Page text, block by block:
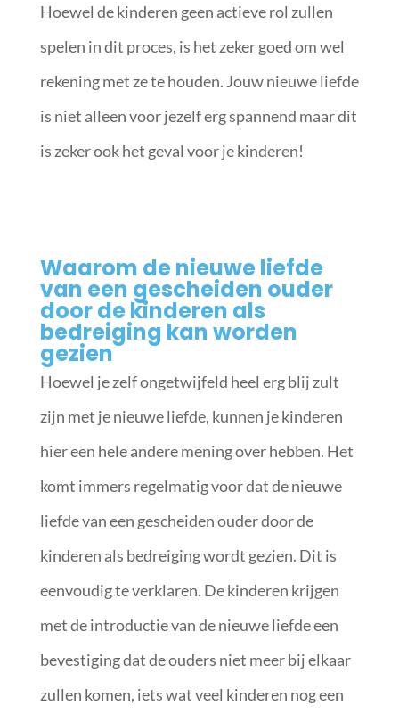
Hoewel de kinderen geen actieve rol zullen
spelen in dit proces, is het zeker goed om wel
rekening met ze te houden. Jouw nieuwe liefde
is niet alleen voor jezelf erg spannend maar dit
is zeker ook het geval voor je kinderen!
Waarom de nieuwe liefde
van een gescheiden ouder
door de kinderen als
bedreiging kan worden
gezien
Hoewel je zelf ongetwijfeld heel erg blij zult
zijn met je nieuwe liefde, kunnen je kinderen
hier een hele andere mening over hebben. Het
komt immers regelmatig voor dat de nieuwe
liefde van een gescheiden ouder door de
kinderen als bedreiging wordt gezien. Dit is
eenvoudig te verklaren. De kinderen krijgen
met de introductie van de nieuwe liefde een
bevestiging dat de ouders niet meer bij elkaar
zullen komen, iets wat veel kinderen nog een